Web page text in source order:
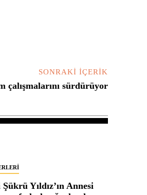
SONRAKI İÇERIK
çalışmalarını sürdürüyor
Yıldız’ın Annesi